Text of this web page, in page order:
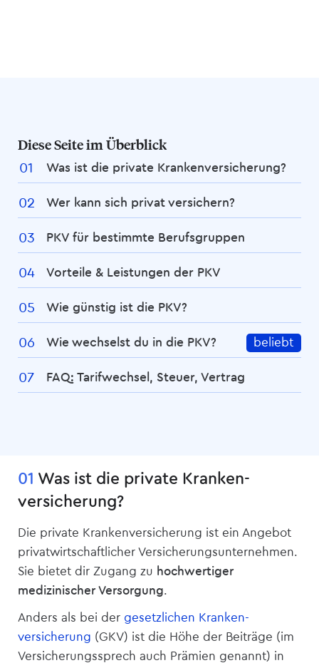
Diese Seite im Überblick
Was ist die private Kranken­­versicherung?
Wer kann sich privat versichern?
PKV für bestimmte Berufsgruppen
Vorteile & Leistungen der PKV
Wie günstig ist die PKV?
beliebt
Wie wechselst du in die PKV?
FAQ: Tarifwechsel, Steuer, Vertrag
01 Was ist die private Kranken­
versicherung?
Die private Kranken­­versicherung ist ein Angebot
privatwirtschaftlicher Versicherungsunternehmen.
Sie bietet dir Zugang zu hochwertiger
medizinischer Versorgung.
Anders als bei der gesetzlichen Kranken­
versicherung (GKV) ist die Höhe der Beiträge (im
Versicherungssprech auch Prämien genannt) in